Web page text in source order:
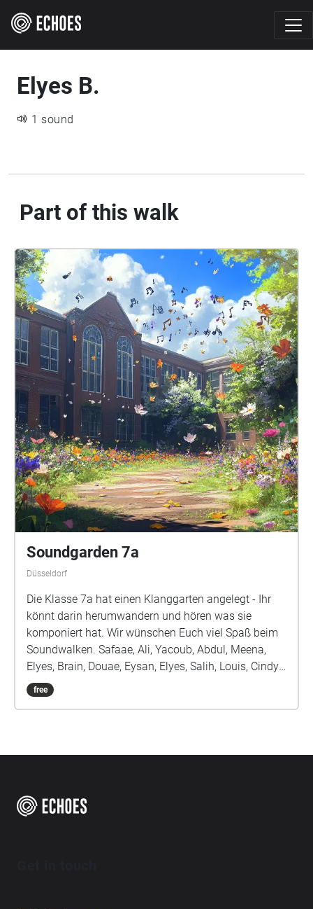
Elyes B.
1 sound
Part of this walk
Soundgarden 7a
Düsseldorf
Die Klasse 7a hat einen Klanggarten angelegt - Ihr
könnt darin herumwandern und hören was sie
komponiert hat. Wir wünschen Euch viel Spaß beim
Soundwalken. Safaae, Ali, Yacoub, Abdul, Meena,
Elyes, Brain, Douae, Eysan, Elyes, Salih, Louis, Cindy,
Kaan, Amy, Illia, Belinay, Danylo, Erblin, Ivan und Frau
Jünemann
free